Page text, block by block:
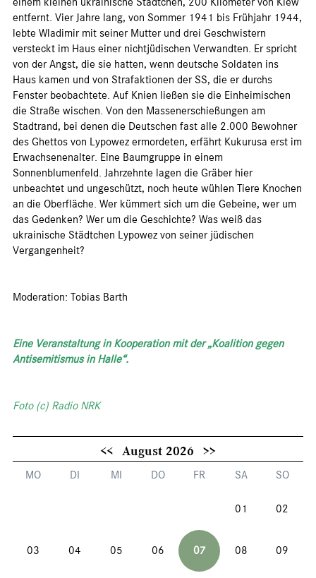
entfernt. Vier Jahre lang, von Sommer 1941 bis Frühjahr 1944,
lebte Wladimir mit seiner Mutter und drei Geschwistern
versteckt im Haus einer nichtjüdischen Verwandten. Er spricht
von der Angst, die sie hatten, wenn deutsche Soldaten ins
Haus kamen und von Strafaktionen der SS, die er durchs
Fenster beobachtete. Auf Knien ließen sie die Einheimischen
die Straße wischen. Von den Massenerschießungen am
Stadtrand, bei denen die Deutschen fast alle 2.000 Bewohner
des Ghettos von Lypowez ermordeten, erfährt Kukurusa erst im
Erwachsenenalter. Eine Baumgruppe in einem
Sonnenblumenfeld. Jahrzehnte lagen die Gräber hier
unbeachtet und ungeschützt, noch heute wühlen Tiere Knochen
an die Oberfläche. Wer kümmert sich um die Gebeine, wer um
das Gedenken? Wer um die Geschichte? Was weiß das
ukrainische Städtchen Lypowez von seiner jüdischen
Vergangenheit?
Moderation: Tobias Barth
Eine Veranstaltung in Kooperation mit der „Koalition gegen
Antisemitismus in Halle“.
Foto (c) Radio NRK
<< August 2026 >>
MO DI MI DO FR SA SO
01 02
03 04 05 06 07 08 09